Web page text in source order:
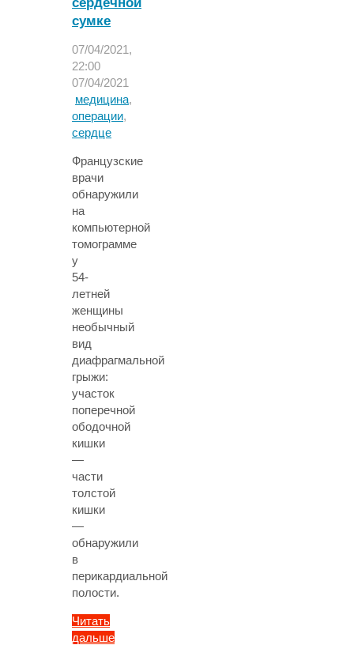
сумке
07/04/2021,
22:00
07/04/2021
медицина,
операции,
сердце
Французские
врачи
обнаружили
на
компьютерной
томограмме
у
54-
летней
женщины
необычный
вид
диафрагмальной
грыжи:
участок
поперечной
ободочной
кишки
—
части
толстой
кишки
—
обнаружили
в
перикардиальной
полости.
Читать
дальше